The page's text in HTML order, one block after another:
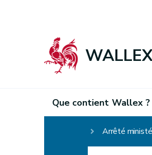
Que contient Wallex ?